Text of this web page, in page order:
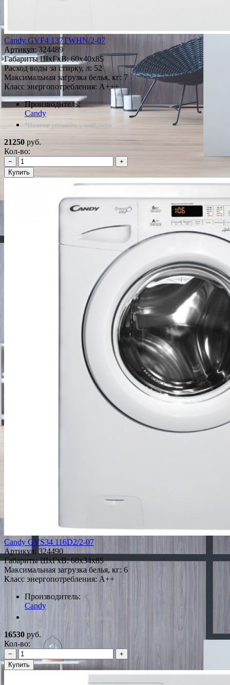
Candy GVF4 137TWHN/2-07
Артикул: 324489
Габариты ШxГxВ: 60x40x85
Расход воды за стирку, л: 52
Максимальная загрузка белья, кг: 7
Класс энергопотребления: A+++
Производитель:
Candy
*Наличие уточняйте у менеджера
21250 руб.
Кол-во:
−
+
Купить
Candy GVS34 116D2/2-07
Артикул: 324490
Габариты ШxГxВ: 60x34x85
Максимальная загрузка белья, кг: 6
Класс энергопотребления: A++
Производитель:
Candy
*Наличие уточняйте у менеджера
16530 руб.
Кол-во:
−
+
Купить